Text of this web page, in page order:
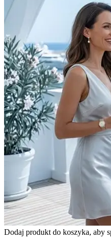
Dodaj produkt do koszyka, aby